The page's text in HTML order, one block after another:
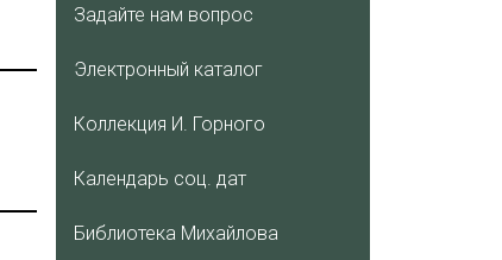
Задайте нам вопрос
Электронный каталог
Коллекция И. Горного
Календарь соц. дат
Библиотека Михайлова